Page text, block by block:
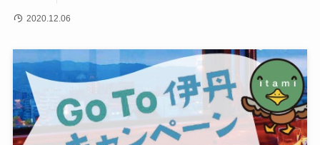
2020.12.06